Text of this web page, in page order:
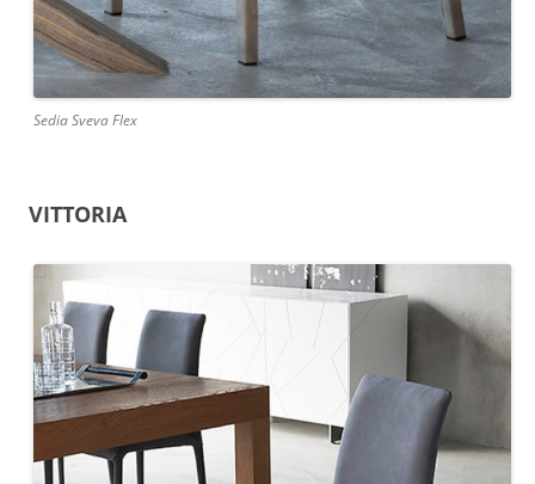
Sedia Sveva Flex
VITTORIA